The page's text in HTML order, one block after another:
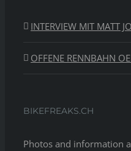
INTERVIEW MIT MATT
OFFENE RENNBAHN
BIKEFREAKS.CH
Photos and information